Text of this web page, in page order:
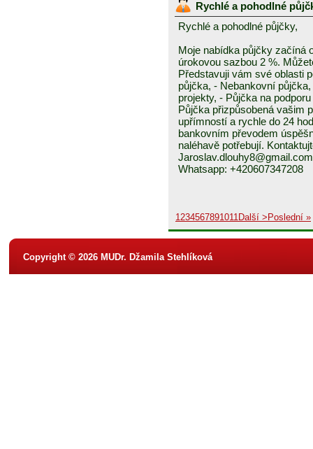
Rychlé a pohodlné
Rychlé a pohodlné půjčky,
Moje nabídka půjčky začíná
úrokovou sazbou 2 %.
Představuji vám své oblasti
půjčka, - Nebankovní
projekty, - Půjčka na
Půjčka přizpůsobená vašim
upřímností a rychle do 24
bankovním převodem
naléhavě potřebují.
Jaroslav.dlouhy8@gmail.com
Whatsapp: +420607347208
1234567891011Další > Poslední »
Copyright © 2026 MUDr. Džamila Stehlíková